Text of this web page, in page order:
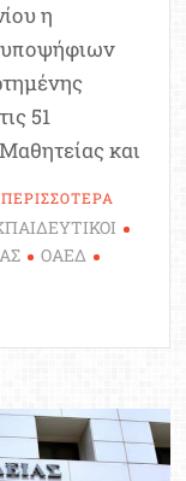
η
υποψήφιων
51
και
ΠΕΡΙΣΣΟΤΕΡΑ
ΟΑΕΔ